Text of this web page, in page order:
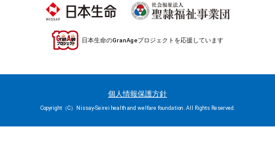
日本生命のGranAgeプロジェクトを応援しています
個人情報保護方針
Copyright（C）Nissay-Seirei health and welfare foundation. All Rights Reserved.